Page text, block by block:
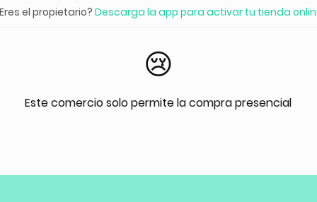
el propietario? Descarga la app para activar tu tienda
😢
Este comercio solo permite la compra presencial